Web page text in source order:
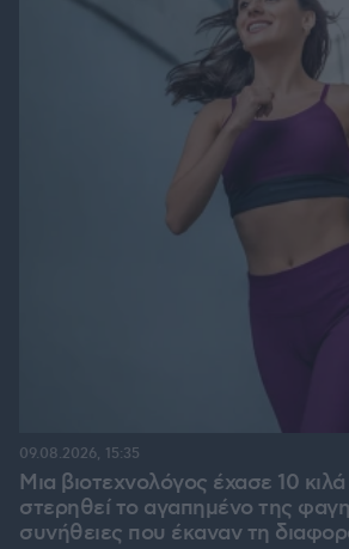
Μια βιοτεχνολόγος έχασε 10
στερηθεί το αγαπημένο της
συνήθειες που έκαναν τη
09.08.2026, 15:35